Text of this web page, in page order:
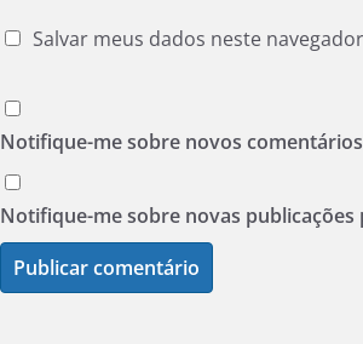
Salvar meus dados neste
Notifique-me sobre novos
Notifique-me sobre novas publicações